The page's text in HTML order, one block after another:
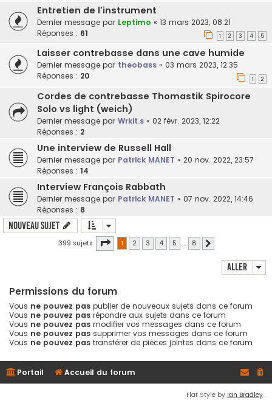
Entretien de l'instrument
Dernier message par Leptimo « 13 mars 2023, 08:21
Réponses : 61 1 2 3 4 5
Laisser contrebasse dans une cave humide
Dernier message par theobass « 03 mars 2023, 12:35
Réponses : 20 1 2
Cordes de contrebasse Thomastik Spirocore
Solo vs light (weich)
Dernier message par Wrkit.s « 02 févr. 2023, 12:22
Réponses : 2
Une interview de Russell Hall
Dernier message par Patrick MANET « 20 nov. 2022, 23:57
Réponses : 14
Interview François Rabbath
Dernier message par Patrick MANET « 07 nov. 2022, 14:46
Réponses : 8
Nouveau sujet
399 sujets Page 1sur8
1 2 3 4 5 … 8
Aller
Permissions du forum
Vous ne pouvez pas publier de nouveaux sujets dans ce forum
Vous ne pouvez pas répondre aux sujets dans ce forum
Vous ne pouvez pas modifier vos messages dans ce forum
Vous ne pouvez pas supprimer vos messages dans ce forum
Vous ne pouvez pas transférer de pièces jointes dans ce forum
Portail Accueil du forum
Flat Style by Ian Bradley